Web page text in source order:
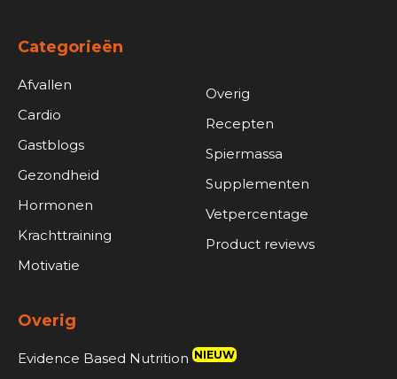
Categorieën
Afvallen
Cardio
Gastblogs
Gezondheid
Hormonen
Krachttraining
Motivatie
Overig
Recepten
Spiermassa
Supplementen
Vetpercentage
Product reviews
Overig
Evidence Based Nutrition NIEUW